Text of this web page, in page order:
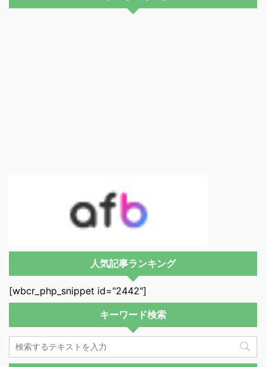
人気記事ランキング
[wbcr_php_snippet id="2442"]
キーワード検索